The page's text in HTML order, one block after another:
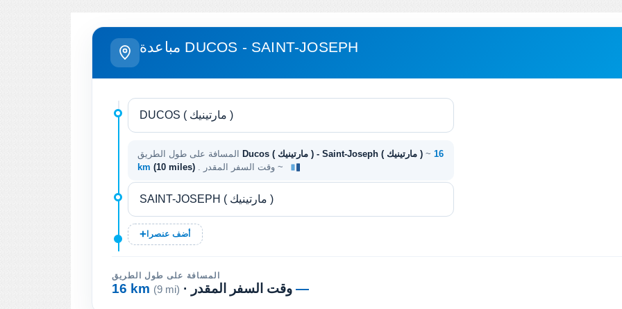
مباعدة DUCOS - SAINT-JOSEPH
Ducos ( مارتينيك ) - Saint-Joseph ( مارتينيك ) ~ 16
km (10 miles) . وقت السفر المقدر ~
أضف عنصرا
المسافة على طول الطريق
16 km (9 mi) —